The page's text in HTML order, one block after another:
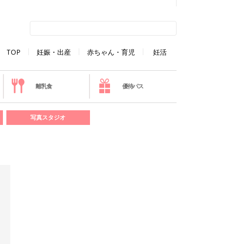
TOP 妊娠・出産 赤ちゃん・育児 妊活
離乳食 優待パス
写真スタジオ